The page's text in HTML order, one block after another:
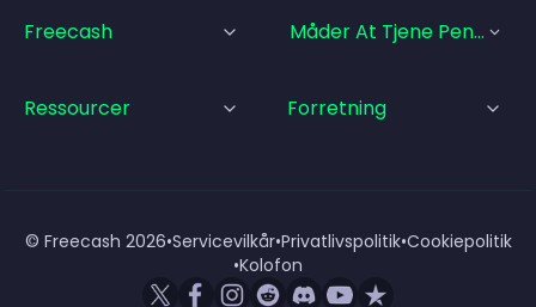
Freecash Måder At Tjene Penge På
Ressourcer Forretning
© Freecash 2026•Servicevilkår•Privatlivspolitik•Cookiepolitik
•Kolofon